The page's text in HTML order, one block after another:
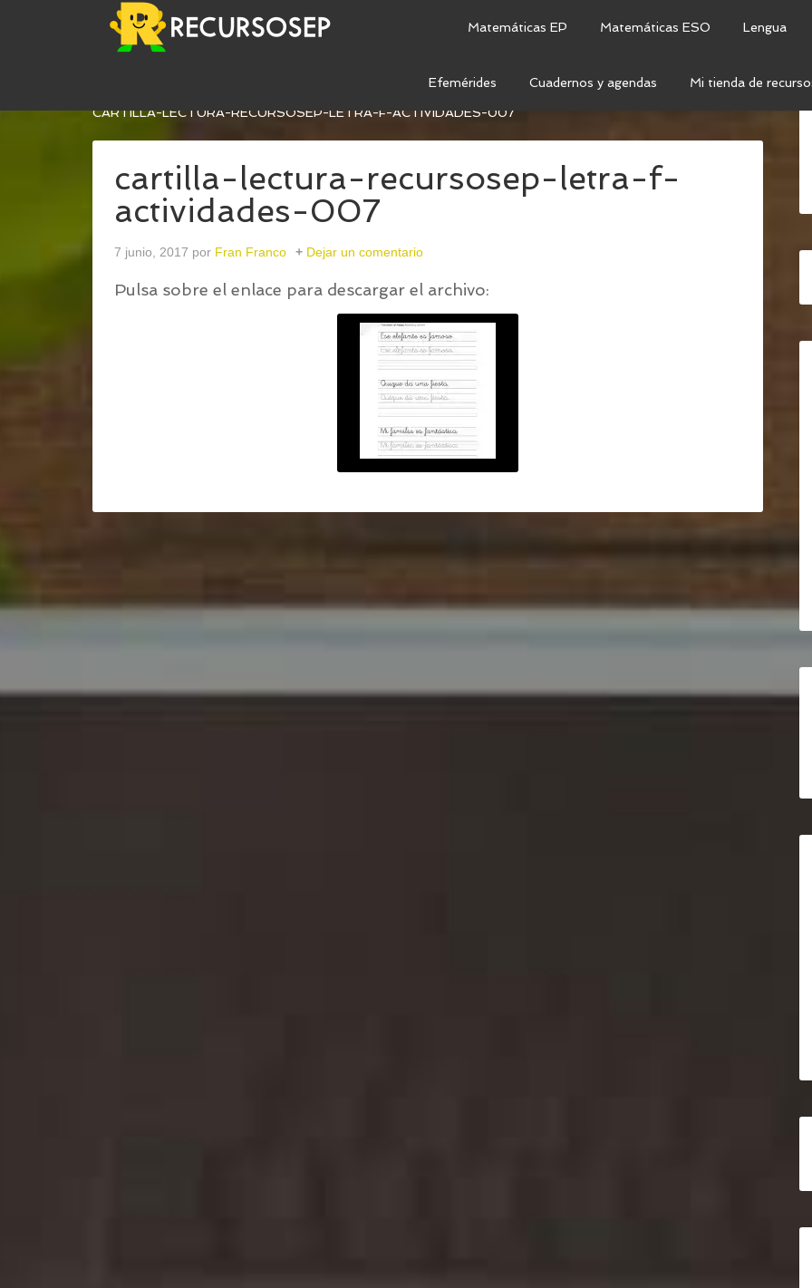
Matemáticas EP Matemáticas ESO Lengua
Efemérides Cuadernos y agendas Mi tienda de
HOJAS DE LECTURA Y CUADERNILLO DE ACTIVIDADES: LETRA F
CARTILLA-LECTURA-RECURSOSEP-LETRA-F-ACTIVIDADES-007
cartilla-lectura-recursosep-letra-f-
actividades-007
7 junio, 2017 por Fran Franco Dejar un comentario
Pulsa sobre el enlace para descargar el archivo: